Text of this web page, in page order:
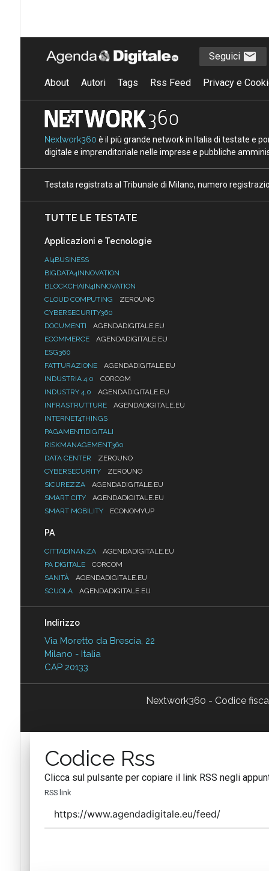
Seguici
About Autori Tags Rss Feed Privacy e
Nextwork360 è il più grande network in Italia di testate e
digitale e imprenditoriale nelle imprese e pubbliche
Testata registrata al Tribunale di Milano, numero
TUTTE LE TESTATE
Applicazioni e Tecnologie
AI4BUSINESS
BIGDATA4INNOVATION
BLOCKCHAIN4INNOVATION
CLOUD COMPUTING
ZEROUNO
CYBERSECURITY360
DOCUMENTI
AGENDADIGITALE.EU
ECOMMERCE
AGENDADIGITALE.EU
ESG360
FATTURAZIONE
AGENDADIGITALE.EU
INDUSTRIA 4.0
CORCOM
INDUSTRY 4.0
AGENDADIGITALE.EU
INFRASTRUTTURE
AGENDADIGITALE.EU
INTERNET4THINGS
PAGAMENTIDIGITALI
RISKMANAGEMENT360
DATA CENTER
ZEROUNO
CYBERSECURITY
ZEROUNO
SICUREZZA
AGENDADIGITALE.EU
SMART CITY
AGENDADIGITALE.EU
SMART MOBILITY
ECONOMYUP
PA
CITTADINANZA
AGENDADIGITALE.EU
PA DIGITALE
CORCOM
SANITÀ
AGENDADIGITALE.EU
SCUOLA
AGENDADIGITALE.EU
Indirizzo
Via Moretto da Brescia, 22
Milano - Italia
CAP 20133
Nextwork360 - Codice
Codice Rss
Clicca sul pulsante per copiare il link RSS negli
RSS link